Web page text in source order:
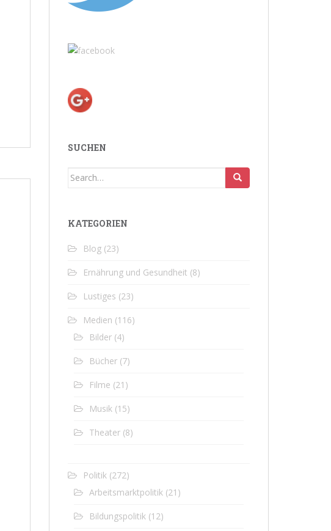
SUCHEN
Search
KATEGORIEN
Blog (23)
Ernährung und Gesundheit (8)
Lustiges (23)
Medien (116)
Bilder (4)
Bücher (7)
Filme (21)
Musik (15)
Theater (8)
Politik (272)
Arbeitsmarktpolitik (21)
Bildungspolitik (12)